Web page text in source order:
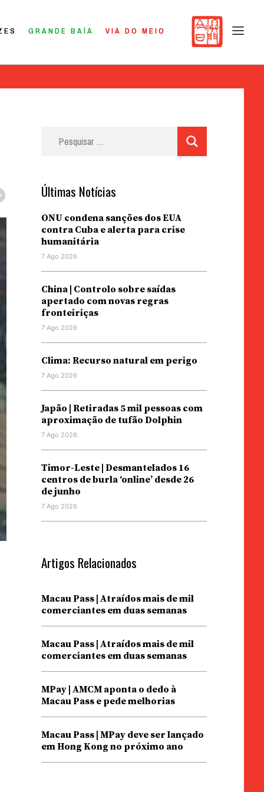
GRANDE BAÍA VIA DO MEIO
Últimas Notícias
ONU condena sanções dos EUA
contra Cuba e alerta para crise
humanitária
7 Ago 2026
China | Controlo sobre saídas
apertado com novas regras
fronteiriças
7 Ago 2026
Clima: Recurso natural em perigo
7 Ago 2026
Japão | Retiradas 5 mil pessoas com
aproximação de tufão Dolphin
7 Ago 2026
Timor-Leste | Desmantelados 16
centros de burla ‘online’ desde 26
de junho
7 Ago 2026
Artigos Relacionados
Macau Pass | Atraídos mais de mil
comerciantes em duas semanas
Macau Pass | Atraídos mais de mil
comerciantes em duas semanas
MPay | AMCM aponta o dedo à
Macau Pass e pede melhorias
Macau Pass | MPay deve ser lançado
em Hong Kong no próximo ano